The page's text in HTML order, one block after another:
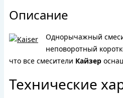
Описание
Однорычажный
неповоротный
что все смесители Кайзер
Технические